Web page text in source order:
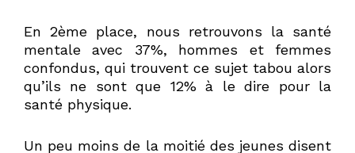
En 2ème place, nous retrouvons la santé
mentale avec 37%, hommes et femmes
confondus, qui trouvent ce sujet tabou alors
qu’ils ne sont que 12% à le dire pour la
santé physique.
Un peu moins de la moitié des jeunes disent